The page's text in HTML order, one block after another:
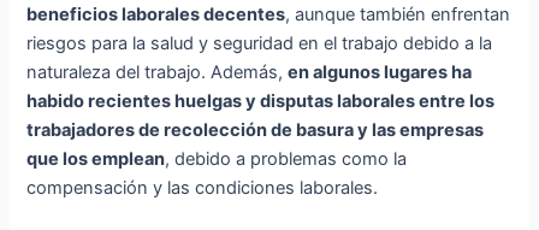
beneficios laborales decentes, aunque también enfrentan
riesgos para la salud y seguridad en el trabajo debido a la
naturaleza del trabajo. Además,en algunos lugares ha
habido recientes huelgas y disputas laborales entre los
trabajadores de recolección de basura y las empresas
que los emplean, debido a problemas como la
compensación y las condiciones laborales.